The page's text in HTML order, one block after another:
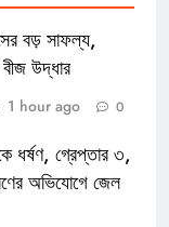
বড় সাফল্য,
উদ্ধার
1 hour ago 0
ধর্ষণ, গ্রেপ্তার ৩,
অভিযোগে জেল